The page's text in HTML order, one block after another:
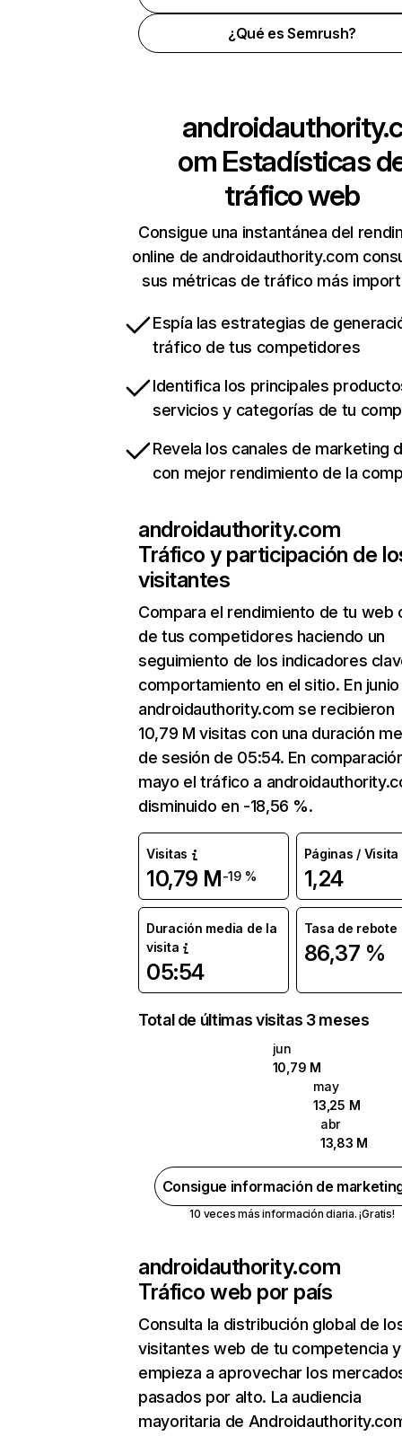
¿Qué es Semrush?
androidauthority.c
om Estadísticas
tráfico web
Consigue una instantánea del
online de androidauthority.com
sus métricas de tráfico más
Espía las estrategias de
tráfico de tus competidores
Identifica los principales
servicios y categorías de tu
Revela los canales de marketing
con mejor rendimiento de la
androidauthority.com
Tráfico y participación de
visitantes
Compara el rendimiento de tu web
de tus competidores haciendo un
seguimiento de los indicadores
comportamiento en el sitio. En junio
androidauthority.com se recibieron
10,79 M visitas con una duración
de sesión de 05:54. En
mayo el tráfico a
disminuido en -18,56 %.
Visitas
10,79 M-19 %
Páginas / Visita
1,24
Duración media de la
visita
05:54
Tasa de rebote
86,37 %
Total de últimas visitas 3 meses
jun
10,79 M
may
13,25 M
abr
13,83 M
Consigue información de
10 veces más información diaria. ¡Gratis!
androidauthority.com
Tráfico web por país
Consulta la distribución global de
visitantes web de tu competencia y
empieza a aprovechar los
pasados por alto. La audiencia
mayoritaria de